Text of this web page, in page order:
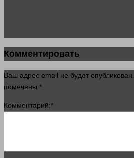
Комментировать
Ваш адрес email не будет опубликован.
помечены *
Комментарий:*